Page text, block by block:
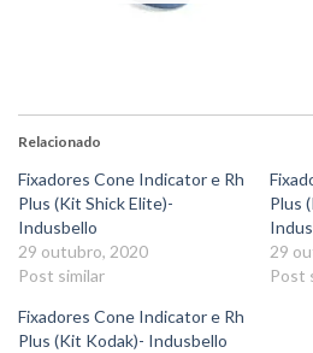
Relacionado
Fixadores Cone Indicator e Rh
Plus (Kit Shick Elite)-
Indusbello
29 outubro, 2020
Post similar
Plus
29
Post
Fixadores Cone Indicator e Rh
Plus (Kit Kodak)- Indusbello